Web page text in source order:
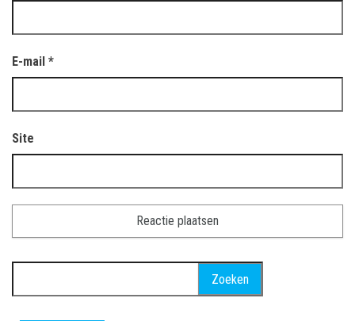
E-mail *
Site
naar: